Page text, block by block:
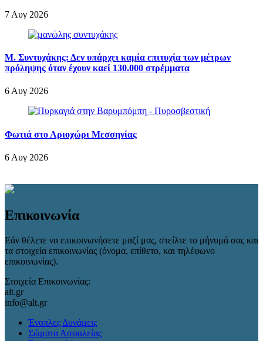
7 Αυγ 2026
Μ. Συντυχάκης: Δεν υπάρχει καμία επιτυχία των μέτρων
πρόληψης όταν έχουν καεί 130.000 στρέμματα
6 Αυγ 2026
Φωτιά στο Αριοχώρι Μεσσηνίας
6 Αυγ 2026
Επικοινωνία
Εάν θέλετε να επικοινωνήσετε μαζί μας, στείλτε το μήνυμά σας και
τα στοιχεία επικοινωνίας (όνομα, επίθετο, και τηλέφωνο
επικοινωνίας).
Στοιχεία Επικοινωνίας:
alt.gr
info@alt.gr
Ένοπλες Δυνάμεις
Σώματα Ασφαλείας